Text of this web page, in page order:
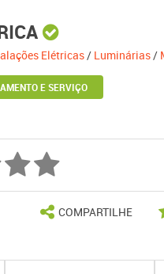
Elétricas/ Luminárias/
E SERVIÇO
COMPARTILHE